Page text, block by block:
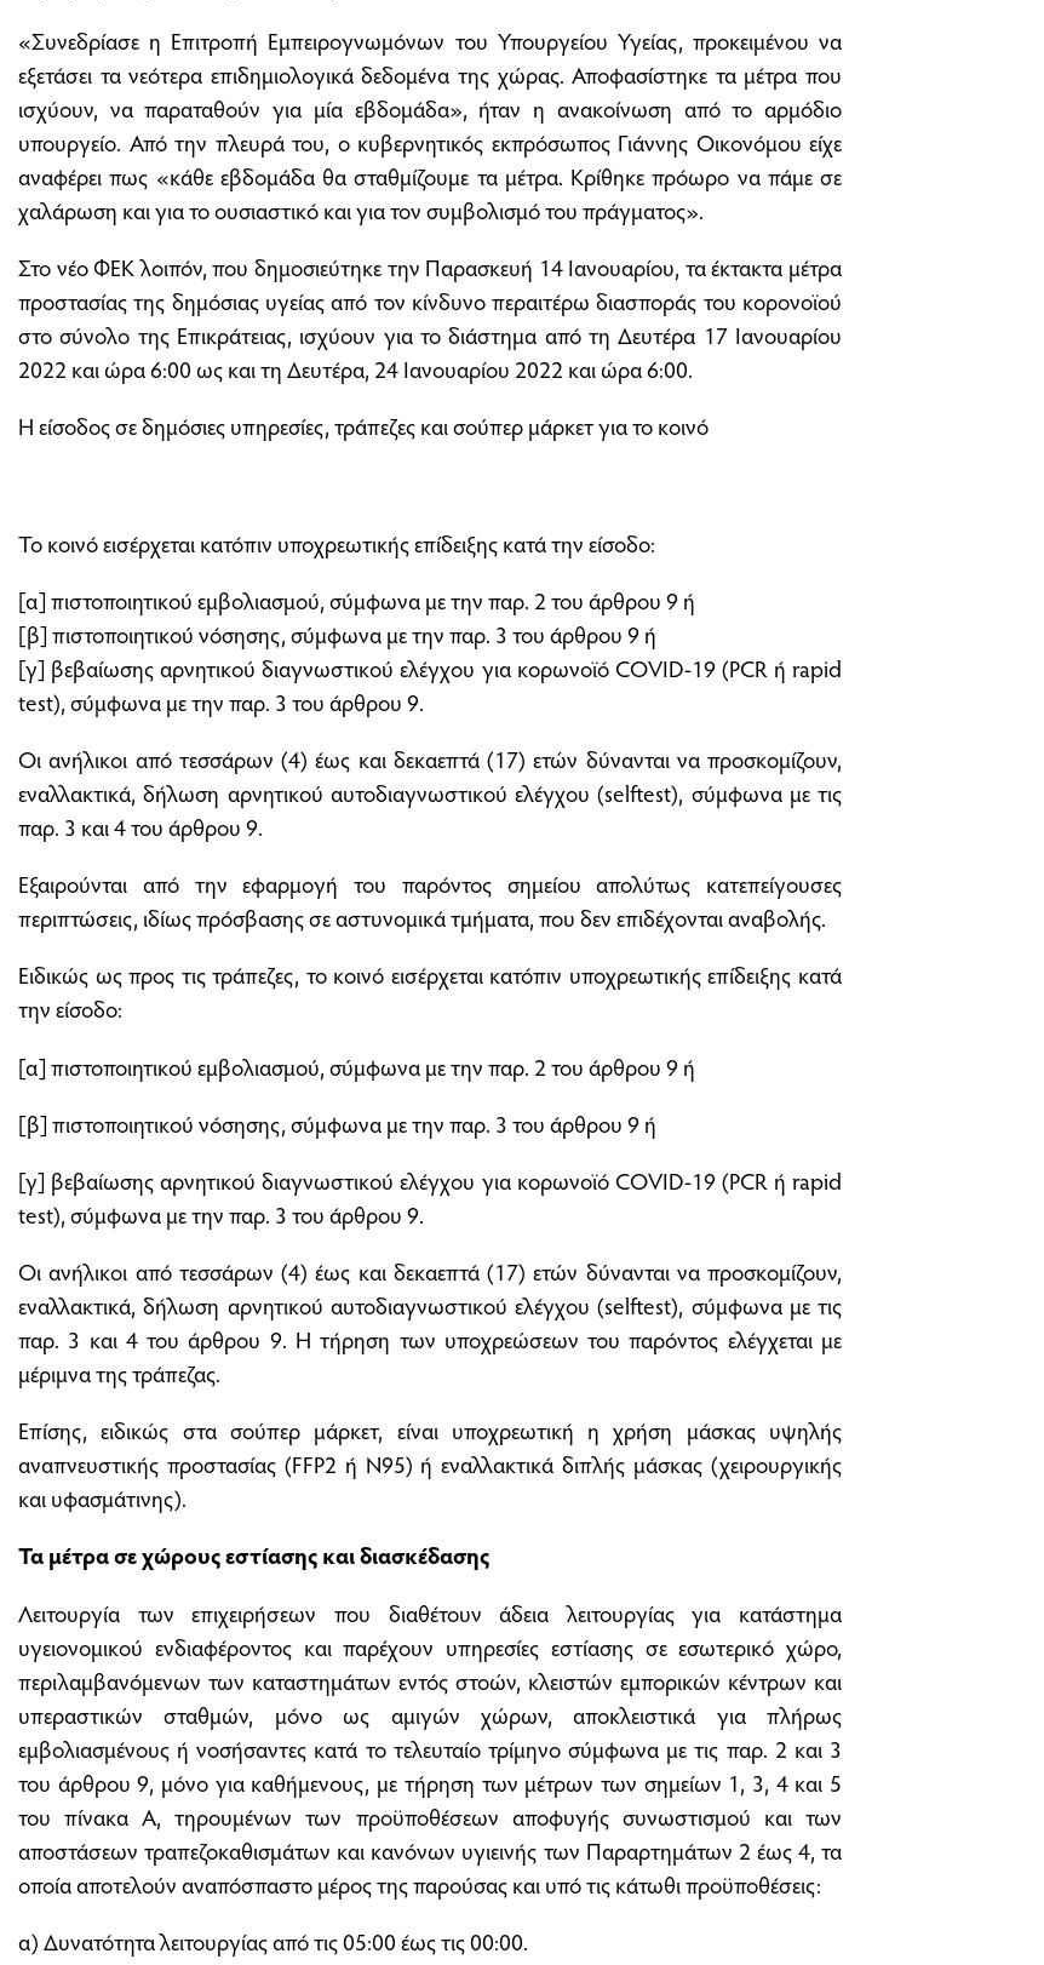
«Συνεδρίασε η Επιτροπή Εμπειρογνωμόνων του Υπουργείου Υγείας, προκειμένου να
εξετάσει τα νεότερα επιδημιολογικά δεδομένα της χώρας. Αποφασίστηκε τα μέτρα που
ισχύουν, να παραταθούν για μία εβδομάδα», ήταν η ανακοίνωση από το αρμόδιο
υπουργείο. Από την πλευρά του, ο κυβερνητικός εκπρόσωπος Γιάννης Οικονόμου είχε
αναφέρει πως «κάθε εβδομάδα θα σταθμίζουμε τα μέτρα. Κρίθηκε πρόωρο να πάμε σε
χαλάρωση και για το ουσιαστικό και για τον συμβολισμό του πράγματος».
Στο νέο ΦΕΚ λοιπόν, που δημοσιεύτηκε την Παρασκευή 14 Ιανουαρίου, τα έκτακτα μέτρα
προστασίας της δημόσιας υγείας από τον κίνδυνο περαιτέρω διασποράς του κορονοϊού
στο σύνολο της Επικράτειας, ισχύουν για το διάστημα από τη Δευτέρα 17 Ιανουαρίου
2022 και ώρα 6:00 ως και τη Δευτέρα, 24 Ιανουαρίου 2022 και ώρα 6:00.
Η είσοδος σε δημόσιες υπηρεσίες, τράπεζες και σούπερ μάρκετ για το κοινό
Το κοινό εισέρχεται κατόπιν υποχρεωτικής επίδειξης κατά την είσοδο:
[α] πιστοποιητικού εμβολιασμού, σύμφωνα με την παρ. 2 του άρθρου 9 ή
[β] πιστοποιητικού νόσησης, σύμφωνα με την παρ. 3 του άρθρου 9 ή
[γ] βεβαίωσης αρνητικού διαγνωστικού ελέγχου για κορωνοϊό COVID-19 (PCR ή rapid
test), σύμφωνα με την παρ. 3 του άρθρου 9.
Οι ανήλικοι από τεσσάρων (4) έως και δεκαεπτά (17) ετών δύνανται να προσκομίζουν,
εναλλακτικά, δήλωση αρνητικού αυτοδιαγνωστικού ελέγχου (selftest), σύμφωνα με τις
παρ. 3 και 4 του άρθρου 9.
Εξαιρούνται από την εφαρμογή του παρόντος σημείου απολύτως κατεπείγουσες
περιπτώσεις, ιδίως πρόσβασης σε αστυνομικά τμήματα, που δεν επιδέχονται αναβολής.
Ειδικώς ως προς τις τράπεζες, το κοινό εισέρχεται κατόπιν υποχρεωτικής επίδειξης κατά
την είσοδο:
[α] πιστοποιητικού εμβολιασμού, σύμφωνα με την παρ. 2 του άρθρου 9 ή
[β] πιστοποιητικού νόσησης, σύμφωνα με την παρ. 3 του άρθρου 9 ή
[γ] βεβαίωσης αρνητικού διαγνωστικού ελέγχου για κορωνοϊό COVID-19 (PCR ή rapid
test), σύμφωνα με την παρ. 3 του άρθρου 9.
Οι ανήλικοι από τεσσάρων (4) έως και δεκαεπτά (17) ετών δύνανται να προσκομίζουν,
εναλλακτικά, δήλωση αρνητικού αυτοδιαγνωστικού ελέγχου (selftest), σύμφωνα με τις
παρ. 3 και 4 του άρθρου 9. Η τήρηση των υποχρεώσεων του παρόντος ελέγχεται με
μέριμνα της τράπεζας.
Επίσης, ειδικώς στα σούπερ μάρκετ, είναι υποχρεωτική η χρήση μάσκας υψηλής
αναπνευστικής προστασίας (FFP2 ή Ν95) ή εναλλακτικά διπλής μάσκας (χειρουργικής
και υφασμάτινης).
Τα μέτρα σε χώρους εστίασης και διασκέδασης
Λειτουργία των επιχειρήσεων που διαθέτουν άδεια λειτουργίας για κατάστημα
υγειονομικού ενδιαφέροντος και παρέχουν υπηρεσίες εστίασης σε εσωτερικό χώρο,
περιλαμβανόμενων των καταστημάτων εντός στοών, κλειστών εμπορικών κέντρων και
υπεραστικών σταθμών, μόνο ως αμιγών χώρων, αποκλειστικά για πλήρως
εμβολιασμένους ή νοσήσαντες κατά το τελευταίο τρίμηνο σύμφωνα με τις παρ. 2 και 3
του άρθρου 9, μόνο για καθήμενους, με τήρηση των μέτρων των σημείων 1, 3, 4 και 5
του πίνακα Α, τηρουμένων των προϋποθέσεων αποφυγής συνωστισμού και των
αποστάσεων τραπεζοκαθισμάτων και κανόνων υγιεινής των Παραρτημάτων 2 έως 4, τα
οποία αποτελούν αναπόσπαστο μέρος της παρούσας και υπό τις κάτωθι προϋποθέσεις:
α) Δυνατότητα λειτουργίας από τις 05:00 έως τις 00:00.